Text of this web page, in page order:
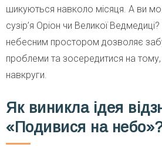
шикуються навколо місяця. А ви
сузір’я Оріон чи Великої
небесним простором дозволяє
проблеми та зосередитися на
навкруги.
Як виникла ідея
«Подивися на